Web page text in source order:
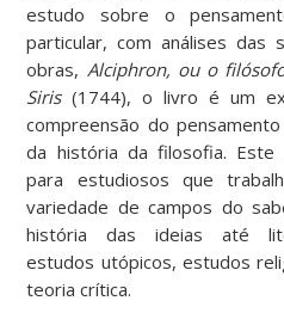
estudo sobre o
particular, com análises das
obras, Alciphron, ou o
Siris(1744), o livro é um
compreensão do
da história da filosofia.
para estudiosos que
variedade de campos do
história das ideias até
estudos utópicos, estudos
teoria crítica.